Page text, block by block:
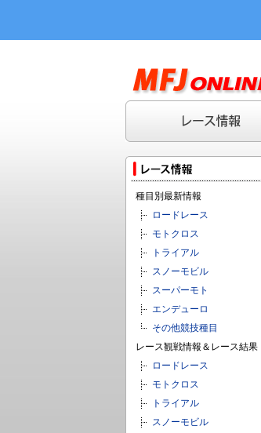
種目別最新情報
ロードレース
モトクロス
トライアル
スノーモビル
スーパーモト
エンデューロ
その他競技種目
レース観戦情報＆レース結果
ロードレース
モトクロス
トライアル
スノーモビル